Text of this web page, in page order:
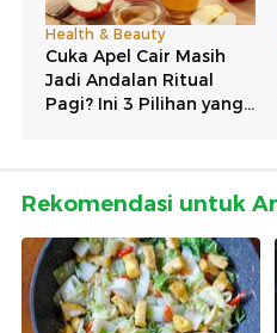
Rekomendasi untuk